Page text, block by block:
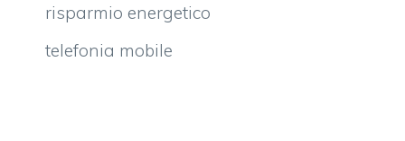
risparmio energetico
telefonia mobile